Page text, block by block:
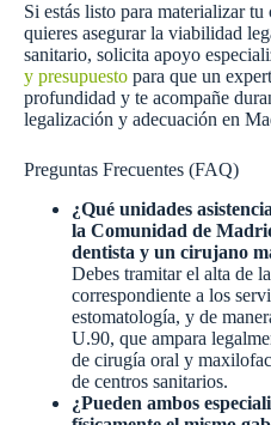
Si estás listo para materializar
quieres asegurar la viabilidad
sanitario, solicita apoyo
y presupuesto para que un
profundidad y te acompañe
legalización y adecuación en
Preguntas Frecuentes (FAQ)
¿Qué unidades
la Comunidad de
dentista y un cirujano
Debes tramitar el alta de
correspondiente a los
estomatología, y de
U.90, que ampara
de cirugía oral y
de centros sanitarios.
¿Pueden ambos